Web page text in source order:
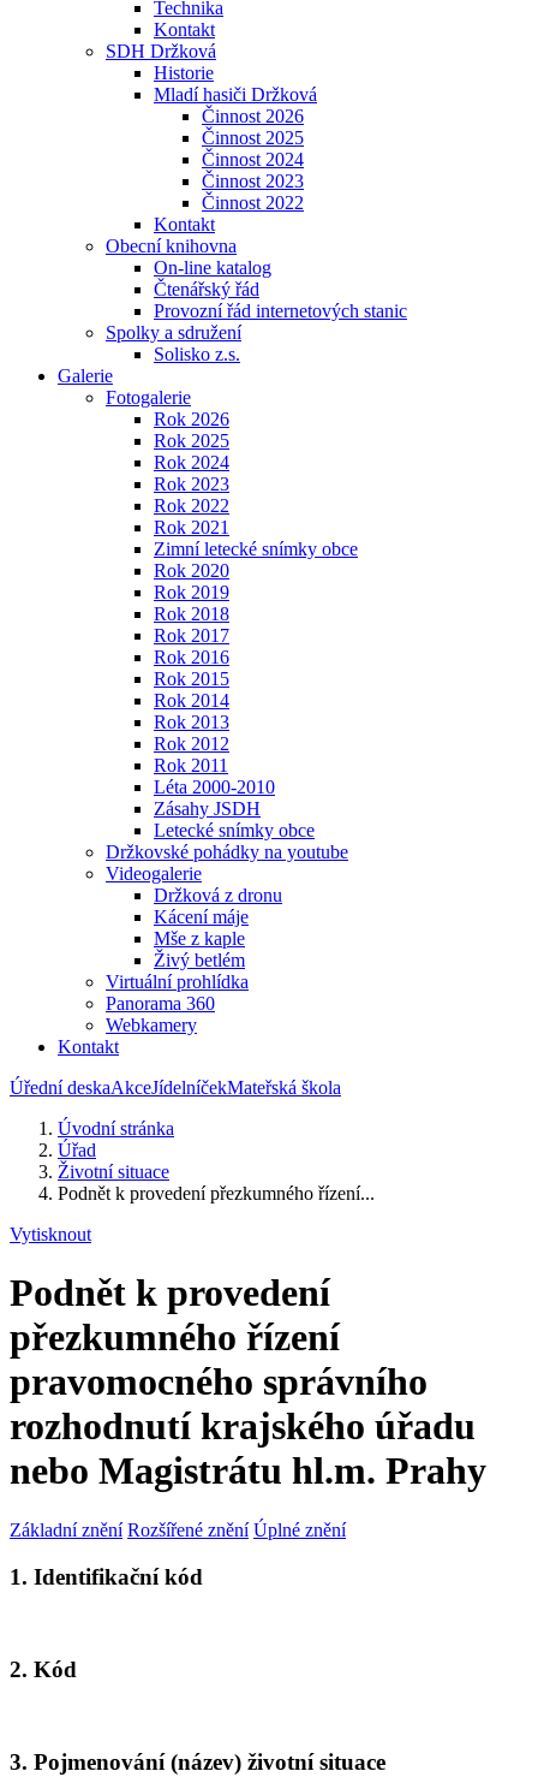
Technika
Kontakt
SDH Držková
Historie
Mladí hasiči Držková
Činnost 2026
Činnost 2025
Činnost 2024
Činnost 2023
Činnost 2022
Kontakt
Obecní knihovna
On-line katalog
Čtenářský řád
Provozní řád internetových stanic
Spolky a sdružení
Solisko z.s.
Galerie
Fotogalerie
Rok 2026
Rok 2025
Rok 2024
Rok 2023
Rok 2022
Rok 2021
Zimní letecké snímky obce
Rok 2020
Rok 2019
Rok 2018
Rok 2017
Rok 2016
Rok 2015
Rok 2014
Rok 2013
Rok 2012
Rok 2011
Léta 2000-2010
Zásahy JSDH
Letecké snímky obce
Držkovské pohádky na youtube
Videogalerie
Držková z dronu
Kácení máje
Mše z kaple
Živý betlém
Virtuální prohlídka
Panorama 360
Webkamery
Kontakt
Úřední deskaAkceJídelníčekMateřská škola
Úvodní stránka
Úřad
Životní situace
Podnět k provedení přezkumného řízení...
Vytisknout
Podnět k provedení
přezkumného řízení
pravomocného správního
rozhodnutí krajského úřadu
nebo Magistrátu hl.m. Prahy
Základní znění Rozšířené znění Úplné znění
1. Identifikační kód
2. Kód
3. Pojmenování (název) životní situace